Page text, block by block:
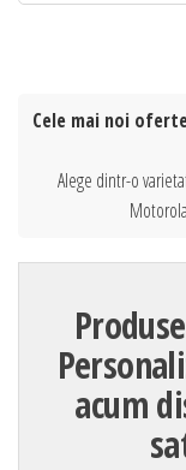
Cele mai noi
Alege dintr-o
acum